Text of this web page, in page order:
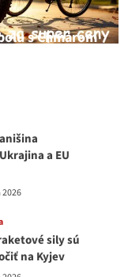
s Chmarom
a EU
sily sú
na Kyjev